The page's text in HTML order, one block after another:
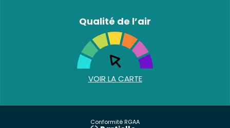
Qualité de l’air
VOIR LA CARTE
Conformité RGAA